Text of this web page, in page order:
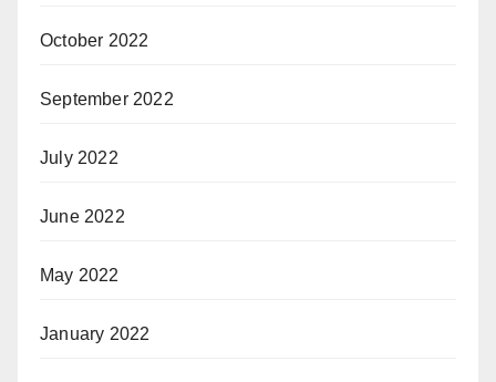
October 2022
September 2022
July 2022
June 2022
May 2022
January 2022